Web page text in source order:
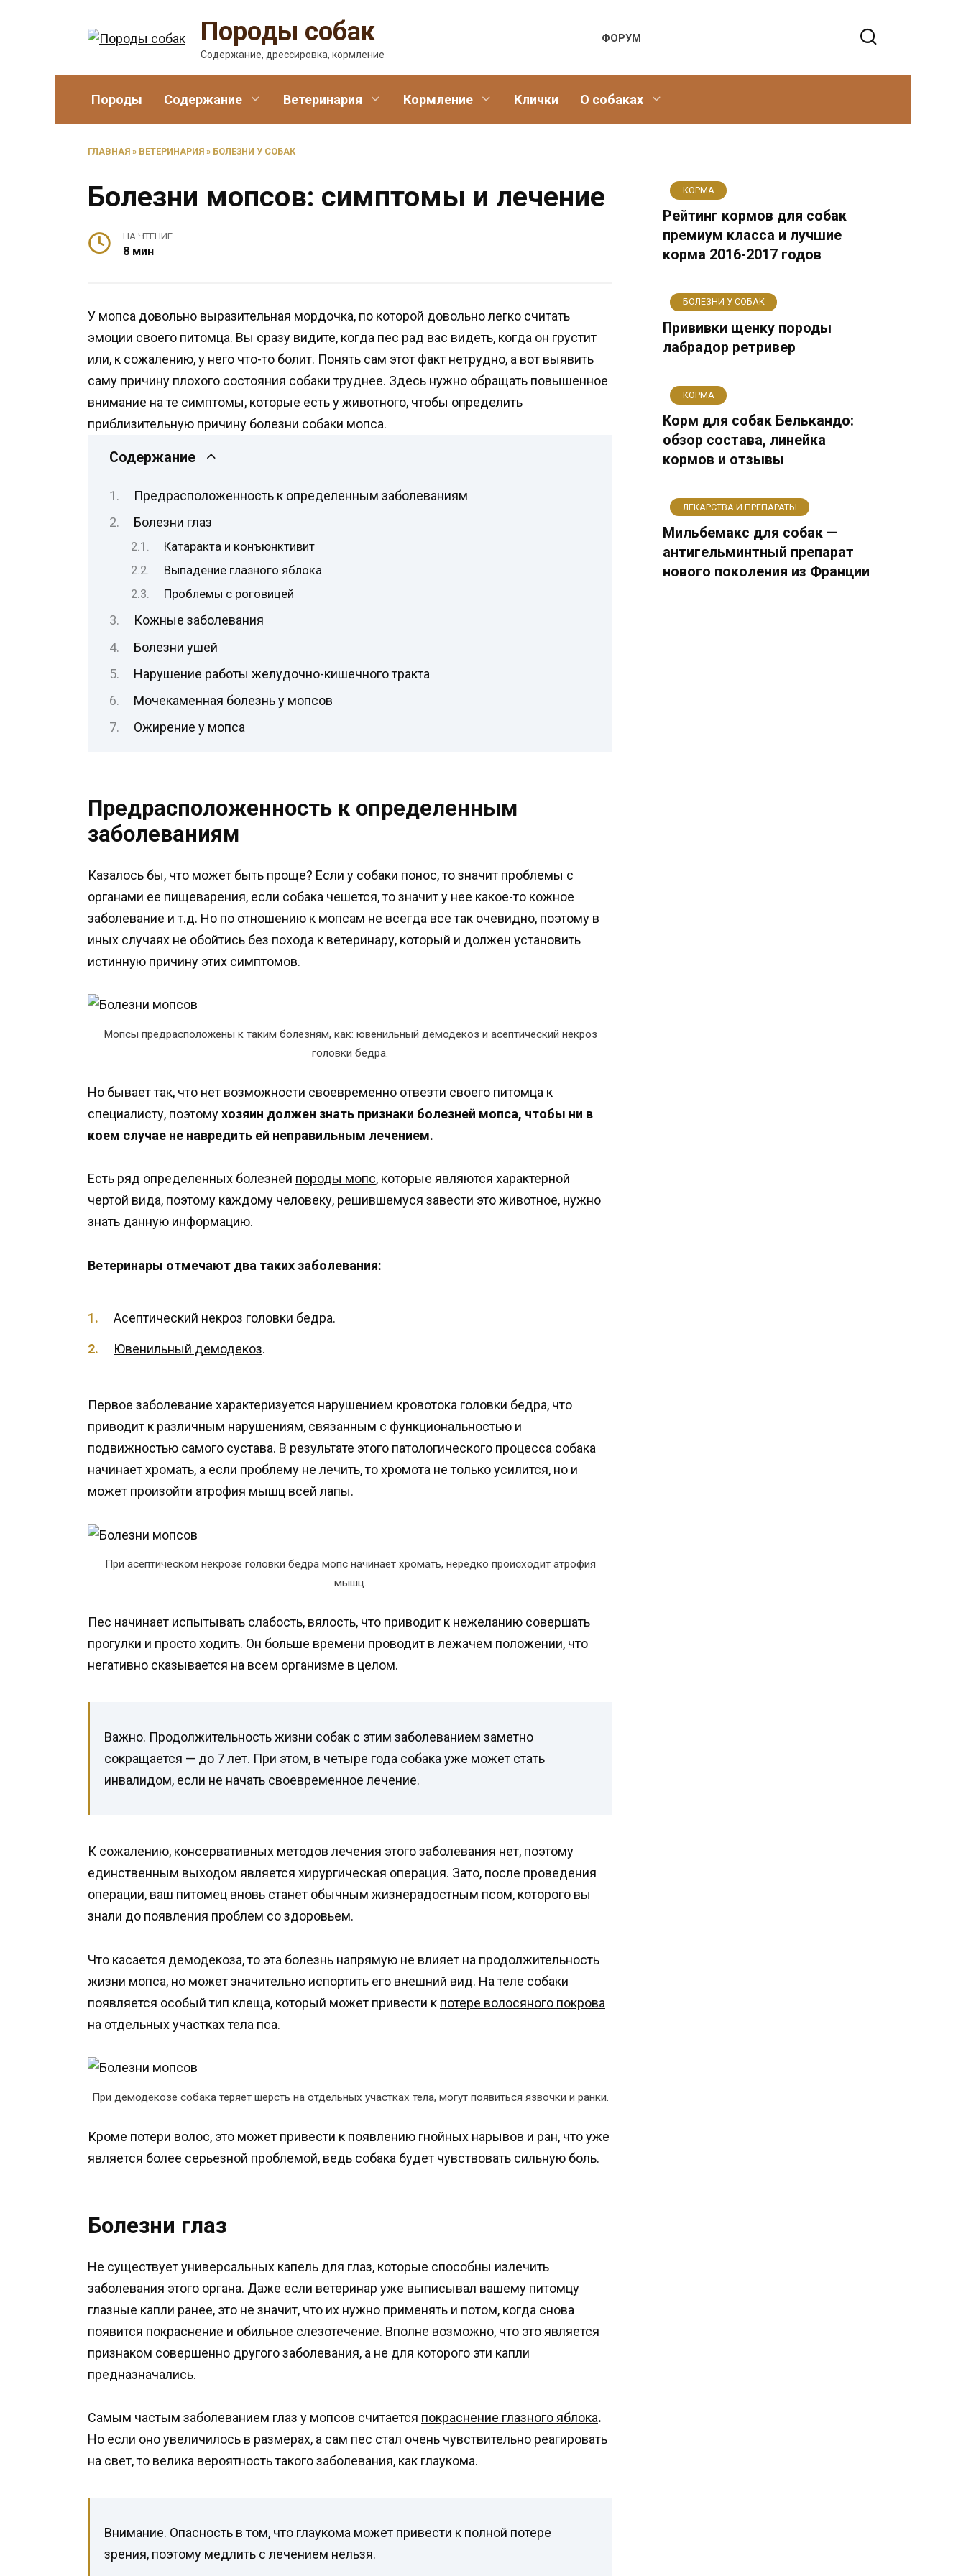
Породы собак
Содержание, дрессировка, кормление
ФОРУМ
Породы Содержание Ветеринария Кормление Клички О собаках
ГЛАВНАЯ » ВЕТЕРИНАРИЯ » БОЛЕЗНИ У СОБАК
Болезни мопсов: симптомы и лечение
НА ЧТЕНИЕ
8 мин
У мопса довольно выразительная мордочка, по которой довольно легко считать
эмоции своего питомца. Вы сразу видите, когда пес рад вас видеть, когда он грустит
или, к сожалению, у него что-то болит. Понять сам этот факт нетрудно, а вот выявить
саму причину плохого состояния собаки труднее. Здесь нужно обращать повышенное
внимание на те симптомы, которые есть у животного, чтобы определить
приблизительную причину болезни собаки мопса.
Содержание
Предрасположенность к определенным заболеваниям
Болезни глаз
Катаракта и конъюнктивит
Выпадение глазного яблока
Проблемы с роговицей
Кожные заболевания
Болезни ушей
Нарушение работы желудочно-кишечного тракта
Мочекаменная болезнь у мопсов
Ожирение у мопса
Предрасположенность к определенным
заболеваниям
Казалось бы, что может быть проще? Если у собаки понос, то значит проблемы с
органами ее пищеварения, если собака чешется, то значит у нее какое-то кожное
заболевание и т.д. Но по отношению к мопсам не всегда все так очевидно, поэтому в
иных случаях не обойтись без похода к ветеринару, который и должен установить
истинную причину этих симптомов.
Мопсы предрасположены к таким болезням, как: ювенильный демодекоз и асептический некроз
головки бедра.
Но бывает так, что нет возможности своевременно отвезти своего питомца к
специалисту, поэтомухозяин должен знать признаки болезней мопса, чтобы ни в
коем случае не навредить ей неправильным лечением.
Есть ряд определенных болезней породы мопс, которые являются характерной
чертой вида, поэтому каждому человеку, решившемуся завести это животное, нужно
знать данную информацию.
Ветеринары отмечают два таких заболевания:
Асептический некроз головки бедра.
Ювенильный демодекоз.
Первое заболевание характеризуется нарушением кровотока головки бедра, что
приводит к различным нарушениям, связанным с функциональностью и
подвижностью самого сустава. В результате этого патологического процесса собака
начинает хромать, а если проблему не лечить, то хромота не только усилится, но и
может произойти атрофия мышц всей лапы.
При асептическом некрозе головки бедра мопс начинает хромать, нередко происходит атрофия
мышц.
Пес начинает испытывать слабость, вялость, что приводит к нежеланию совершать
прогулки и просто ходить. Он больше времени проводит в лежачем положении, что
негативно сказывается на всем организме в целом.
Важно. Продолжительность жизни собак с этим заболеванием заметно
сокращается — до 7 лет. При этом, в четыре года собака уже может стать
инвалидом, если не начать своевременное лечение.
К сожалению, консервативных методов лечения этого заболевания нет, поэтому
единственным выходом является хирургическая операция. Зато, после проведения
операции, ваш питомец вновь станет обычным жизнерадостным псом, которого вы
знали до появления проблем со здоровьем.
Что касается демодекоза, то эта болезнь напрямую не влияет на продолжительность
жизни мопса, но может значительно испортить его внешний вид. На теле собаки
появляется особый тип клеща, который может привести к потере волосяного покрова
на отдельных участках тела пса.
При демодекозе собака теряет шерсть на отдельных участках тела, могут появиться язвочки и ранки.
Кроме потери волос, это может привести к появлению гнойных нарывов и ран, что уже
является более серьезной проблемой, ведь собака будет чувствовать сильную боль.
Болезни глаз
Не существует универсальных капель для глаз, которые способны излечить
заболевания этого органа. Даже если ветеринар уже выписывал вашему питомцу
глазные капли ранее, это не значит, что их нужно применять и потом, когда снова
появится покраснение и обильное слезотечение. Вполне возможно, что это является
признаком совершенно другого заболевания, а не для которого эти капли
предназначались.
Самым частым заболеванием глаз у мопсов считается покраснение глазного яблока.
Но если оно увеличилось в размерах, а сам пес стал очень чувствительно реагировать
на свет, то велика вероятность такого заболевания, как глаукома.
Внимание. Опасность в том, что глаукома может привести к полной потере
зрения, поэтому медлить с лечением нельзя.
КОРМА
Рейтинг кормов для собак
премиум класса и лучшие
корма 2016-2017 годов
БОЛЕЗНИ У СОБАК
Прививки щенку породы
лабрадор ретривер
КОРМА
Корм для собак Белькандо:
обзор состава, линейка
кормов и отзывы
ЛЕКАРСТВА И ПРЕПАРАТЫ
Мильбемакс для собак —
антигельминтный препарат
нового поколения из Франции